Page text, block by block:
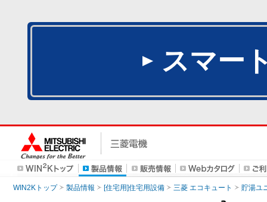
スマー
WIN2Kトップ 製品情報 [住宅用]住宅用設備 三菱 エコキュート 貯湯ユ